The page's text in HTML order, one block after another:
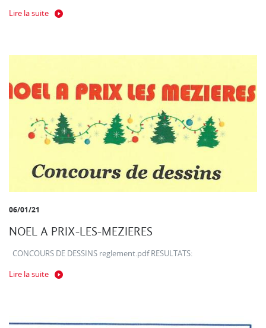
Lire la suite
06/01/21
NOEL A PRIX-LES-MEZIERES
CONCOURS DE DESSINS reglement.pdf RESULTATS:
Lire la suite